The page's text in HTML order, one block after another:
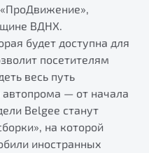
при покупке
ВДНХ.
будет доступна для
посетителям
весь путь
автопрома — от начала
Belgee станут
на которой
иностранных